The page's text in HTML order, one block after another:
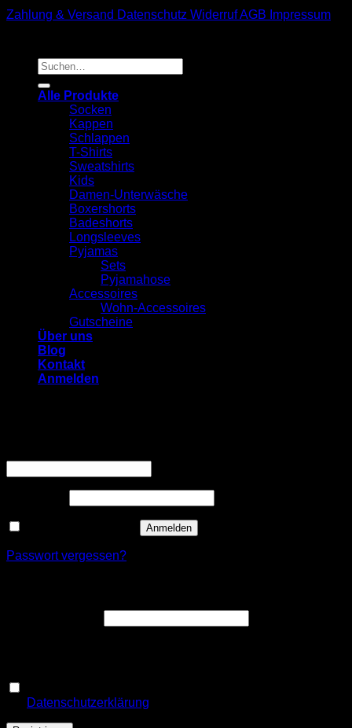
Zahlung & Versand Datenschutz WiderrufAGB Impressum
Suchen
nach:
Alle Produkte
Socken
Kappen
Schlappen
T-Shirts
Sweatshirts
Kids
Damen-Unterwäsche
Boxershorts
Badeshorts
Longsleeves
Pyjamas
Sets
Pyjamahose
Accessoires
Wohn-Accessoires
Gutscheine
Über uns
Blog
Kontakt
Anmelden
Anmelden
Passwort vergessen?
Datenschutzerklärung